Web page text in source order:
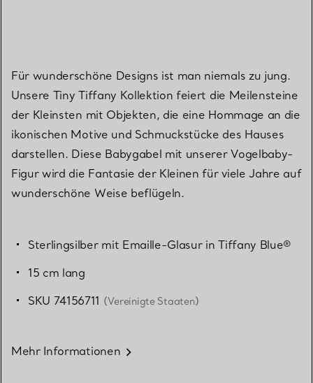
Für wunderschöne Designs ist man niemals zu jung.
Unsere Tiny Tiffany Kollektion feiert die Meilensteine
der Kleinsten mit Objekten, die eine Hommage an die
ikonischen Motive und Schmuckstücke des Hauses
darstellen. Diese Babygabel mit unserer Vogelbaby-
Figur wird die Fantasie der Kleinen für viele Jahre auf
wunderschöne Weise beflügeln.
Sterlingsilber mit Emaille-Glasur in Tiffany Blue®
15 cm lang
SKU 74156711 (Vereinigte Staaten)
Mehr Informationen